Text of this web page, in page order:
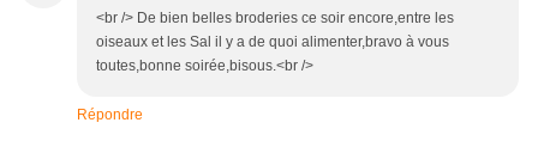
<br /> De bien belles broderies ce soir encore,entre les
oiseaux et les Sal il y a de quoi alimenter,bravo à vous
toutes,bonne soirée,bisous.<br />
Répondre